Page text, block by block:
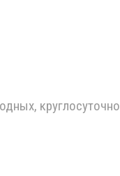
круглосуточно